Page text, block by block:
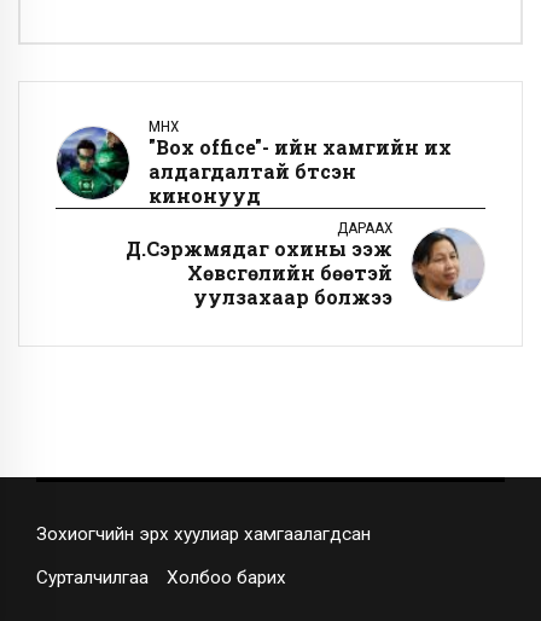
ӨМНӨХ
"Box office"- ийн хамгийн их
алдагдалтай бүтсэн
кинонууд
ДАРААХ
Д.Сэржмядаг охины ээж
Хөвсгөлийн бөөтэй
уулзахаар болжээ
Зохиогчийн эрх хуулиар хамгаалагдсан
Сурталчилгаа Холбоо барих